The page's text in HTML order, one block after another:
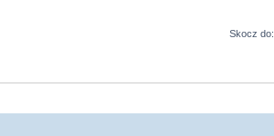
Skocz do: